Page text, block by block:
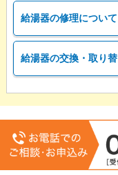
給湯器の修理について
給湯器の交換・取り